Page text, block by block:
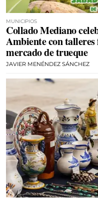
MUNICIPIOS
Collado Mediano
Ambiente con
mercado de trueque
JAVIER MENÉNDEZ SÁNCHEZ